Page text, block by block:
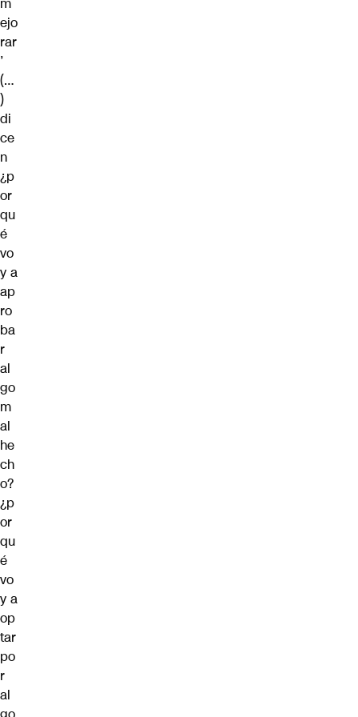
ejo
rar
’
(…
)
di
ce
n
¿p
or
qu
é
vo
y a
ap
ro
ba
r
al
go
m
al
he
ch
o?
¿p
or
qu
é
vo
y a
op
tar
po
r
al